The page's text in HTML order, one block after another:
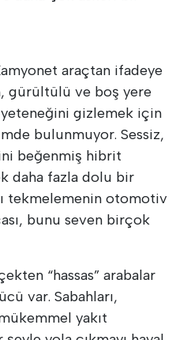
araçtan ifadeye
gürültülü ve boş yere
gizlemek için
bulunmuyor. Sessiz,
beğenmiş hibrit
daha fazla dolu bir
tekmelemenin otomotiv
bunu seven birçok
“hassas” arabalar
var. Sabahları,
yakıt